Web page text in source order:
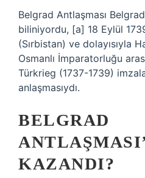
Belgrad Antlaşması
biliniyordu, [a] 18 Eylül
(Sırbistan) ve dolayısıyla
Osmanlı İmparatorluğu
Türkrieg (1737-1739)
anlaşmasıydı.
BELGRAD
KAZANDI?